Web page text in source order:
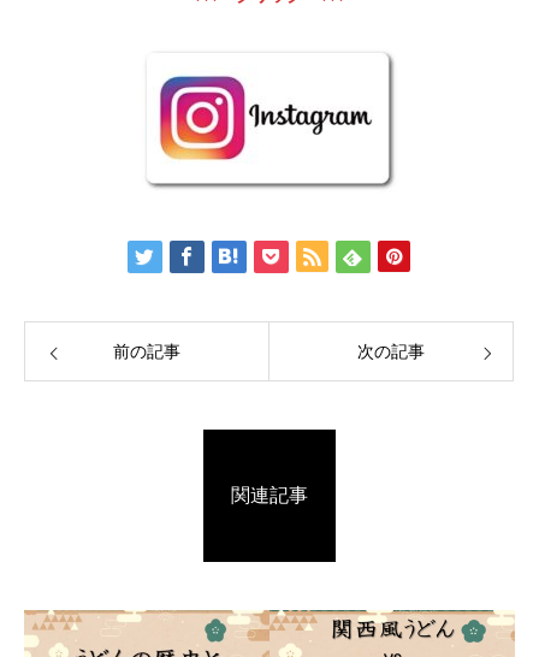
前の記事 次の記事
関連記事